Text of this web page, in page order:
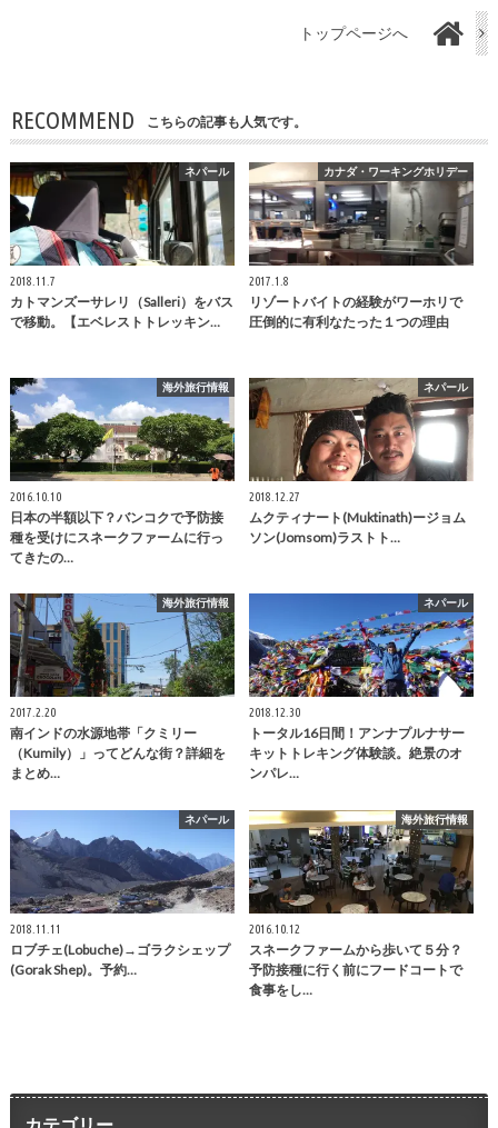
トップページへ
RECOMMEND こちらの記事も人気です。
ネパール
2018.11.7
カトマンズーサレリ（Salleri）をバス
で移動。【エベレストトレッキン…
カナダ・ワーキングホリデー
2017.1.8
リゾートバイトの経験がワーホリで
圧倒的に有利なたった１つの理由
海外旅行情報
2016.10.10
日本の半額以下？バンコクで予防接
種を受けにスネークファームに行っ
てきたの…
ネパール
2018.12.27
ムクティナート(Muktinath)ージョム
ソン(Jomsom)ラストト…
海外旅行情報
2017.2.20
南インドの水源地帯「クミリー
（Kumily）」ってどんな街？詳細を
まとめ…
ネパール
2018.12.30
トータル16日間！アンナプルナサー
キットトレキング体験談。絶景のオ
ンパレ…
ネパール
2018.11.11
ロブチェ(Lobuche)→ゴラクシェップ
(Gorak Shep)。予約…
海外旅行情報
2016.10.12
スネークファームから歩いて５分？
予防接種に行く前にフードコートで
食事をし…